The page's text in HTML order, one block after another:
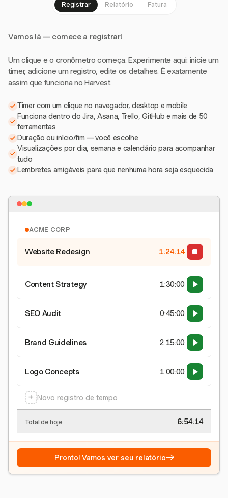
Registrar Relatório Fatura
Vamos lá — comece a registrar!
Um clique e o cronômetro começa. Experimente aqui: inicie um
timer, adicione um registro, edite os detalhes. É exatamente
assim que funciona no Harvest.
Timer com um clique no navegador, desktop e mobile
Funciona dentro do Jira, Asana, Trello, GitHub e mais de 50
ferramentas
Duração ou início/fim — você escolhe
Visualizações por dia, semana e calendário para acompanhar
tudo
Lembretes amigáveis para que nenhuma hora seja esquecida
ACME CORP
Website Redesign 1:24:15
Content Strategy 1:30:00
SEO Audit 0:45:00
Brand Guidelines 2:15:00
Logo Concepts 1:00:00
+ Novo registro de tempo
Total de hoje 6:54:15
Pronto! Vamos ver seu relatório→